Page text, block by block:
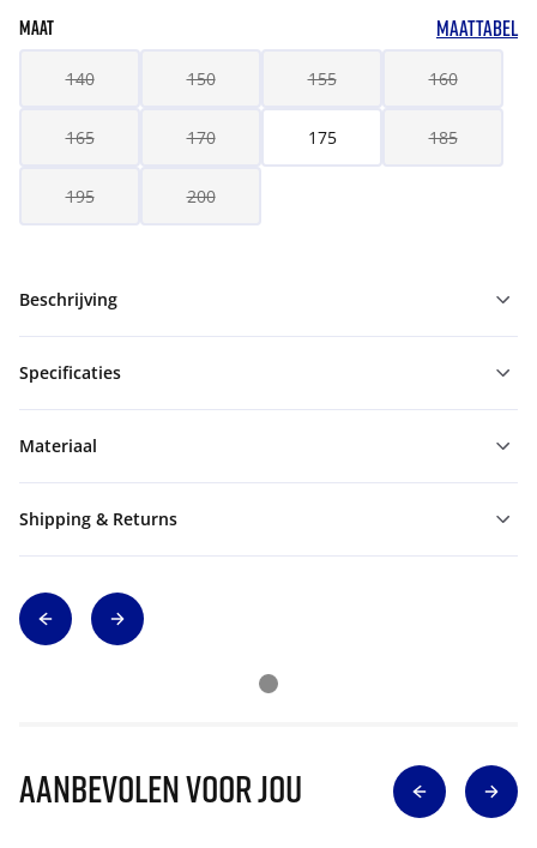
MAAT MAATTABEL
140 150 155 160
165 170 175 185
195 200
Beschrijving
Specificaties
Materiaal
Shipping & Returns
Aanbevolen voor jou